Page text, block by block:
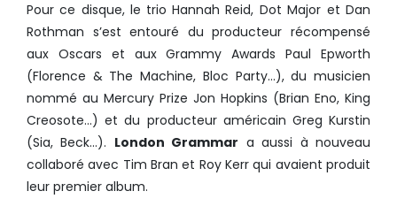
Pour ce disque, le trio Hannah Reid, Dot Major et Dan
Rothman s’est entouré du producteur récompensé
aux Oscars et aux Grammy Awards Paul Epworth
(Florence & The Machine, Bloc Party…), du musicien
nommé au Mercury Prize Jon Hopkins (Brian Eno, King
Creosote…) et du producteur américain Greg Kurstin
(Sia, Beck…). London Grammar a aussi à nouveau
collaboré avec Tim Bran et Roy Kerr qui avaient produit
leur premier album.